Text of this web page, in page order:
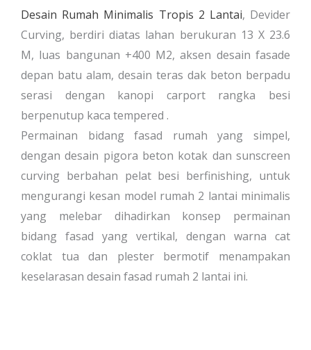
Desain Rumah Minimalis Tropis 2 Lantai, Devider
Curving, berdiri diatas lahan berukuran 13 X 23.6
M, luas bangunan +400 M2, aksen desain fasade
depan batu alam, desain teras dak beton berpadu
serasi dengan kanopi carport rangka besi
berpenutup kaca tempered .
Permainan bidang fasad rumah yang simpel,
dengan desain pigora beton kotak dan sunscreen
curving berbahan pelat besi berfinishing, untuk
mengurangi kesan model rumah 2 lantai minimalis
yang melebar dihadirkan konsep permainan
bidang fasad yang vertikal, dengan warna cat
coklat tua dan plester bermotif menampakan
keselarasan desain fasad rumah 2 lantai ini.